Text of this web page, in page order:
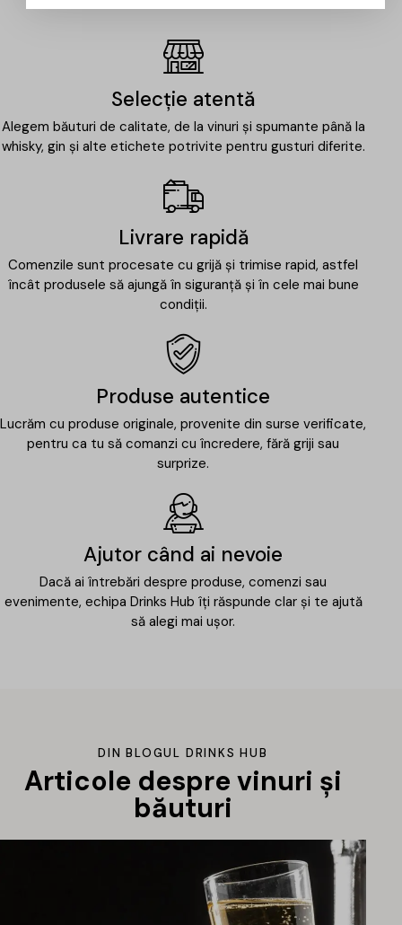
Selecție atentă
Alegem băuturi de calitate, de la vinuri și spumante până la
whisky, gin și alte etichete potrivite pentru gusturi diferite.
Livrare rapidă
Comenzile sunt procesate cu grijă și trimise rapid, astfel
încât produsele să ajungă în siguranță și în cele mai bune
condiții.
Produse autentice
Lucrăm cu produse originale, provenite din surse verificate,
pentru ca tu să comanzi cu încredere, fără griji sau
surprize.
Ajutor când ai nevoie
Dacă ai întrebări despre produse, comenzi sau
evenimente, echipa Drinks Hub îți răspunde clar și te ajută
să alegi mai ușor.
DIN BLOGUL DRINKS HUB
Articole despre vinuri și
băuturi